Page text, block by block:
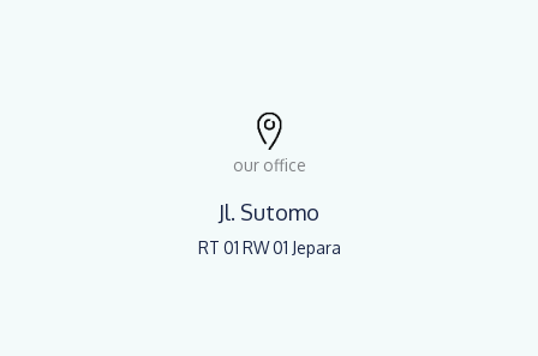
our office
Jl. Sutomo
RT 01 RW 01 Jepara